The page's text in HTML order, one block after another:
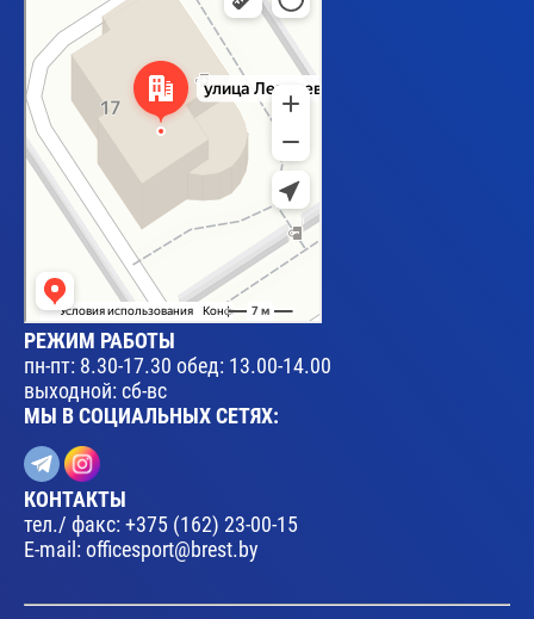
РЕЖИМ РАБОТЫ
пн-пт: 8.30-17.30 обед: 13.00-14.00
выходной: сб-вс
МЫ В СОЦИАЛЬНЫХ СЕТЯХ:
КОНТАКТЫ
тел./ факс: +375 (162) 23-00-15
E-mail: officesport@brest.by